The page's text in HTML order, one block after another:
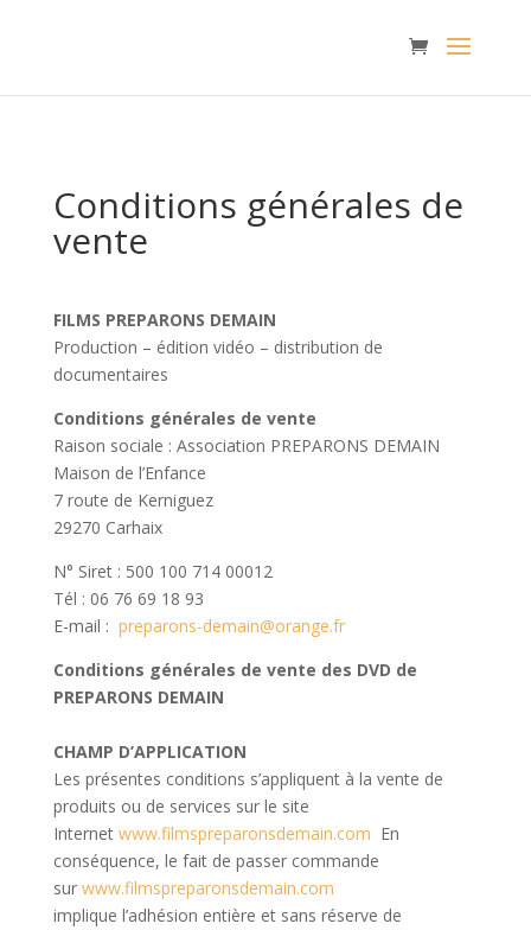
Conditions générales de
vente
FILMS PREPARONS DEMAIN
Production – édition vidéo – distribution de
documentaires
Conditions générales de vente
Raison sociale : Association PREPARONS DEMAIN
Maison de l’Enfance
7 route de Kerniguez
29270 Carhaix
N° Siret : 500 100 714 00012
Tél : 06 76 69 18 93
E-mail : preparons-demain@orange.fr
Conditions générales de vente des DVD de
PREPARONS DEMAIN
CHAMP D’APPLICATION
Les présentes conditions s’appliquent à la vente de
produits ou de services sur le site
Internet www.filmspreparonsdemain.com En
conséquence, le fait de passer commande
sur www.filmspreparonsdemain.com
implique l’adhésion entière et sans réserve de